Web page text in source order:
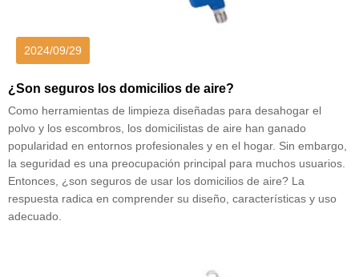
2024/09/29
¿Son seguros los domicilios de aire?
Como herramientas de limpieza diseñadas para desahogar el
polvo y los escombros, los domicilistas de aire han ganado
popularidad en entornos profesionales y en el hogar. Sin embargo,
la seguridad es una preocupación principal para muchos usuarios.
Entonces, ¿son seguros de usar los domicilios de aire? La
respuesta radica en comprender su diseño, características y uso
adecuado.